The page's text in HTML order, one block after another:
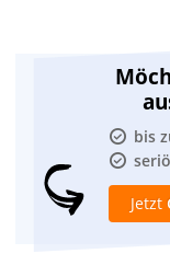
bis
Jetzt